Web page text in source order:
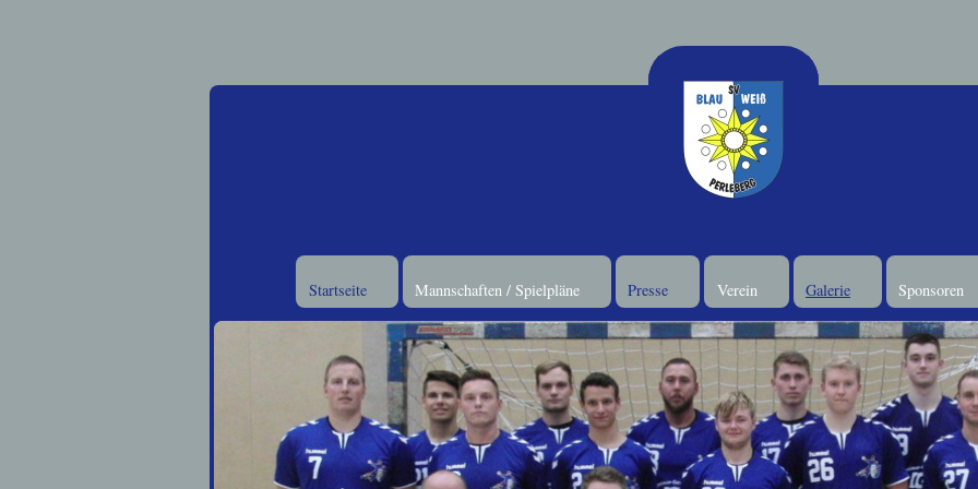
Startseite Mannschaften / Spielpläne Presse Verein Galerie Sponsoren